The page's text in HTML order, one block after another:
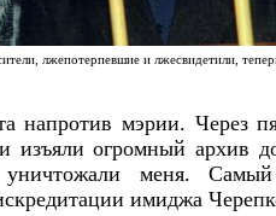
лжепотерпевшие и лжесвидетили,
напротив мэрии. Через
изъяли огромный архив
меня.
имиджа